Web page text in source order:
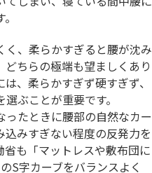
、柔らかすぎると腰が沈み
ちらの極端も望ましくあり
、柔らかすぎず硬すぎず、
ぶことが重要です。
たときに腰部の自然なカー
みすぎない程度の反発力を
も「マットレスや敷布団に
S字カーブをバランスよく